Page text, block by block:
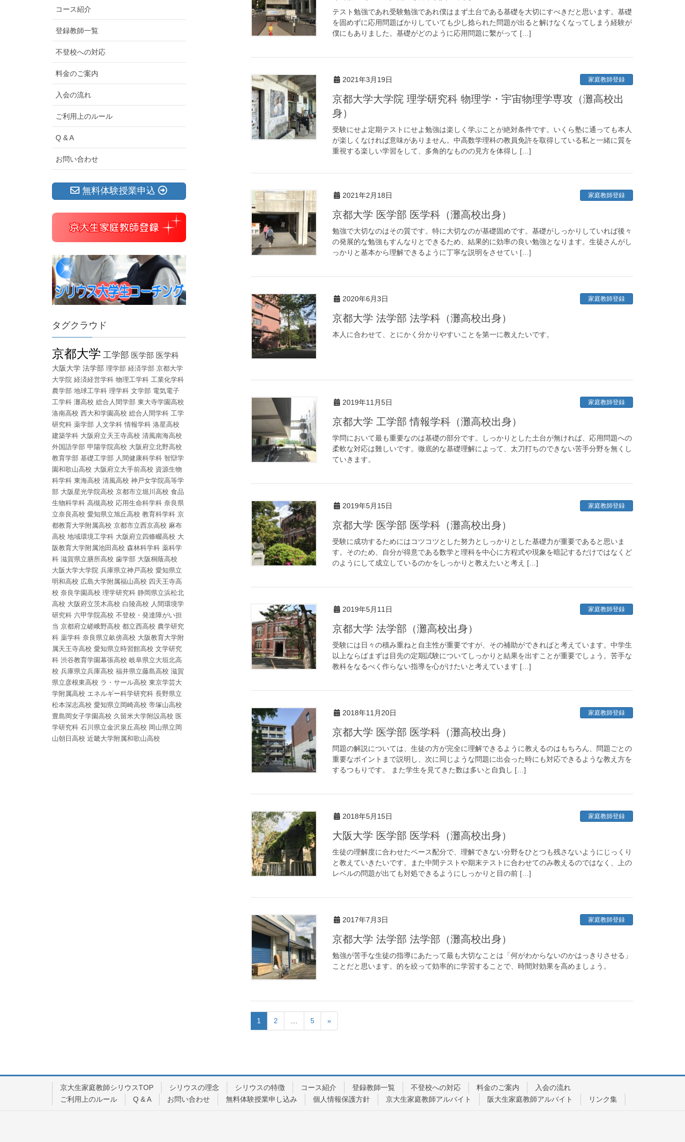
テスト勉強であれ受験勉強であれ僕はまず土台である基礎を大切にすべきだと思います。基礎
を固めずに応用問題ばかりしていても少し捻られた問題が出ると解けなくなってしまう経験が
僕にもありました。基礎がどのように応用問題に繫がって […]
2021年3月19日 家庭教師登録
京都大学大学院 理学研究科 物理学・宇宙物理学専攻（灘高校出
身）
受験にせよ定期テストにせよ勉強は楽しく学ぶことが絶対条件です。いくら塾に通っても本人
が楽しくなければ意味がありません。中高数学理科の教員免許を取得している私と一緒に質を
重視する楽しい学習をして、多角的なものの見方を体得し […]
2021年2月18日 家庭教師登録
京都大学 医学部 医学科（灘高校出身）
勉強で大切なのはその質です。特に大切なのが基礎固めです。基礎がしっかりしていれば後々
の発展的な勉強もすんなりとできるため、結果的に効率の良い勉強となります。生徒さんがし
っかりと基本から理解できるように丁寧な説明をさせてい […]
2020年6月3日 家庭教師登録
京都大学 法学部 法学科（灘高校出身）
本人に合わせて、とにかく分かりやすいことを第一に教えたいです。
2019年11月5日 家庭教師登録
京都大学 工学部 情報学科（灘高校出身）
学問において最も重要なのは基礎の部分です。しっかりとした土台が無ければ、応用問題への
柔軟な対応は難しいです。徹底的な基礎理解によって、太刀打ちのできない苦手分野を無くし
ていきます。
2019年5月15日 家庭教師登録
京都大学 医学部 医学科（灘高校出身）
受験に成功するためにはコツコツとした努力としっかりとした基礎力が重要であると思いま
す。そのため、自分が得意である数学と理科を中心に方程式や現象を暗記するだけではなくど
のようにして成立しているのかをしっかりと教えたいと考え […]
2019年5月11日 家庭教師登録
京都大学 法学部（灘高校出身）
受験には日々の積み重ねと自主性が重要ですが、その補助ができればと考えています。中学生
以上ならばまずは目先の定期試験についてしっかりと結果を出すことが重要でしょう。苦手な
教科をなるべく作らない指導を心がけたいと考えています […]
2018年11月20日 家庭教師登録
京都大学 医学部 医学科（灘高校出身）
問題の解説については、生徒の方が完全に理解できるように教えるのはもちろん、問題ごとの
重要なポイントまで説明し、次に同じような問題に出会った時にも対応できるような教え方を
するつもりです。 また学生を見てきた数は多いと自負し […]
2018年5月15日 家庭教師登録
大阪大学 医学部 医学科（灘高校出身）
生徒の理解度に合わせたペース配分で、理解できない分野をひとつも残さないようにじっくり
と教えていきたいです。また中間テストや期末テストに合わせてのみ教えるのではなく、上の
レベルの問題が出ても対処できるようにしっかりと目の前 […]
2017年7月3日 家庭教師登録
京都大学 法学部 法学部（灘高校出身）
勉強が苦手な生徒の指導にあたって最も大切なことは「何がわからないのかはっきりさせる」
ことだと思います。的を絞って効率的に学習することで、時間対効果を高めましょう。
1 2 5 »
コース紹介
登録教師一覧
不登校への対応
料金のご案内
入会の流れ
ご利用上のルール
Q & A
お問い合わせ
無料体験授業申込
タグクラウド
京都大学 工学部 医学部 医学科
大阪大学 法学部 理学部 経済学部 京都大学
大学院 経済経営学科 物理工学科 工業化学科
農学部 地球工学科 理学科 文学部 電気電子
工学科 灘高校 総合人間学部 東大寺学園高校
洛南高校 西大和学園高校 総合人間学科 工学
研究科 薬学部 人文学科 情報学科 洛星高校
建築学科 大阪府立天王寺高校 清風南海高校
外国語学部 甲陽学院高校 大阪府立北野高校
教育学部 基礎工学部 人間健康科学科 智辯学
園和歌山高校 大阪府立大手前高校 資源生物
科学科 東海高校 清風高校 神戸女学院高等学
部 大阪星光学院高校 京都市立堀川高校 食品
生物科学科 高槻高校 応用生命科学科 奈良県
立奈良高校 愛知県立旭丘高校 教育科学科 京
都教育大学附属高校 京都市立西京高校 麻布
高校 地域環境工学科 大阪府立四條畷高校 大
阪教育大学附属池田高校 森林科学科 薬科学
科 滋賀県立膳所高校 歯学部 大阪桐蔭高校
大阪大学大学院 兵庫県立神戸高校 愛知県立
明和高校 広島大学附属福山高校 四天王寺高
校 奈良学園高校 理学研究科 静岡県立浜松北
高校 大阪府立茨木高校 白陵高校 人間環境学
研究科 六甲学院高校 不登校・発達障がい担
当 京都府立嵯峨野高校 都立西高校 農学研究
科 薬学科 奈良県立畝傍高校 大阪教育大学附
属天王寺高校 愛知県立時習館高校 文学研究
科 渋谷教育学園幕張高校 岐阜県立大垣北高
校 兵庫県立兵庫高校 福井県立藤島高校 滋賀
県立彦根東高校 ラ・サール高校 東京学芸大
学附属高校 エネルギー科学研究科 長野県立
松本深志高校 愛知県立岡崎高校 帝塚山高校
豊島岡女子学園高校 久留米大学附設高校 医
学研究科 石川県立金沢泉丘高校 岡山県立岡
山朝日高校 近畿大学附属和歌山高校
京大生家庭教師シリウスTOP シリウスの理念 シリウスの特徴 コース紹介 登録教師一覧 不登校への対応 料金のご案内
入会の流れ
ご利用上のルール
Q & A お問い合わせ 無料体験授業申し込み 個人情報保護方針 京大生家庭教師アルバイト 阪大生家庭教師アルバイト リンク集